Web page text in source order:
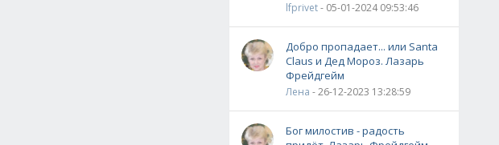
lfprivet- 05-01-2024 09:53:46
Добро пропадает... или Santa
Claus и Дед Мороз. Лазарь
Фрейдгейм
Лена - 26-12-2023 13:28:59
Бог милостив - радость